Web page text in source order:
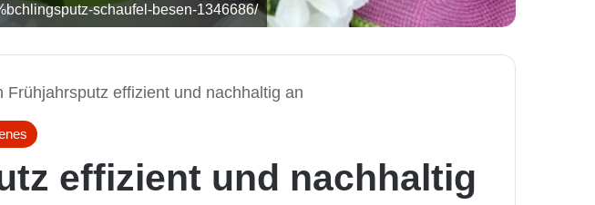
schaufel-besen-1346686/
Frühjahrsputz effizient und nachhaltig an
effizient und nachhaltig